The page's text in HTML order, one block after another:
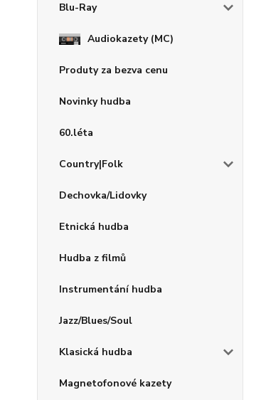
Blu-Ray
Audiokazety (MC)
Produty za bezva cenu
Novinky hudba
60.léta
Country|Folk
Dechovka/Lidovky
Etnická hudba
Hudba z filmů
Instrumentání hudba
Jazz/Blues/Soul
Klasická hudba
Magnetofonové kazety